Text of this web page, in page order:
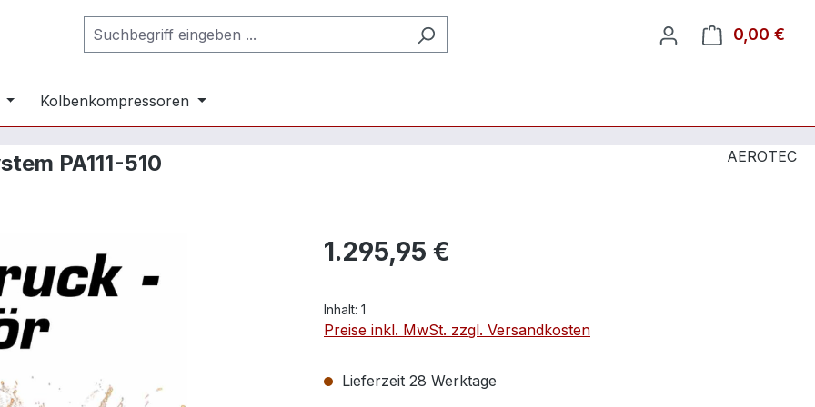
0,00 €
Kolbenkompressoren
PA111-510 AEROTEC
1.295,95 €
Inhalt: 1
Preise inkl. MwSt. zzgl. Versandkosten
Lieferzeit 28 Werktage